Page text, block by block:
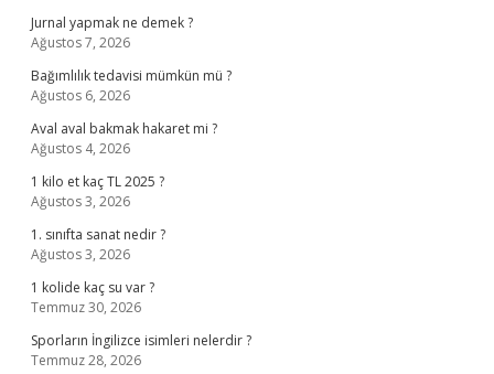
Jurnal yapmak ne demek ?
Ağustos 7, 2026
Bağımlılık tedavisi mümkün mü ?
Ağustos 6, 2026
Aval aval bakmak hakaret mi ?
Ağustos 4, 2026
1 kilo et kaç TL 2025 ?
Ağustos 3, 2026
1. sınıfta sanat nedir ?
Ağustos 3, 2026
1 kolide kaç su var ?
Temmuz 30, 2026
Sporların İngilizce isimleri nelerdir ?
Temmuz 28, 2026